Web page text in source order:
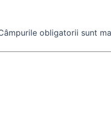
obligatorii sunt